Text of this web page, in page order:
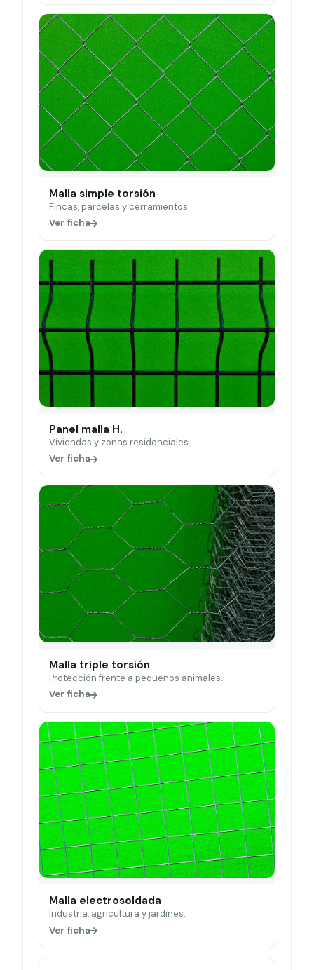
Malla simple torsión
Fincas, parcelas y cerramientos.
Ver ficha
Panel malla H.
Viviendas y zonas residenciales.
Ver ficha
Malla triple torsión
Protección frente a pequeños animales.
Ver ficha
Malla electrosoldada
Industria, agricultura y jardines.
Ver ficha